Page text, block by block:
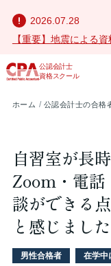
2026.07.28
【重要】地震による
公認会計士
資格スクール
ホーム 公認会計士の合格
自習室が長
Zoom・電話
談ができる
と感じました
男性合格者 在学中